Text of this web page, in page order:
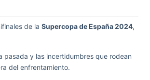
de la Supercopa de España 2024,
pasada y las incertidumbres que rodean
del enfrentamiento.